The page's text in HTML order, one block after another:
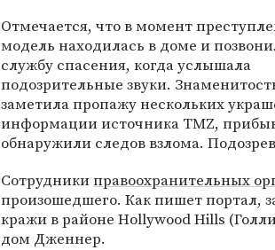
Отмечается, что в момент
модель находилась в доме и
службу спасения, когда услышала
подозрительные звуки.
заметила пропажу нескольких
информации источника TMZ,
обнаружили следов взлома.
Сотрудникиправоохранительных
произошедшего. Как пишет портал,
кражи в районе Hollywood Hills
дом Дженнер.